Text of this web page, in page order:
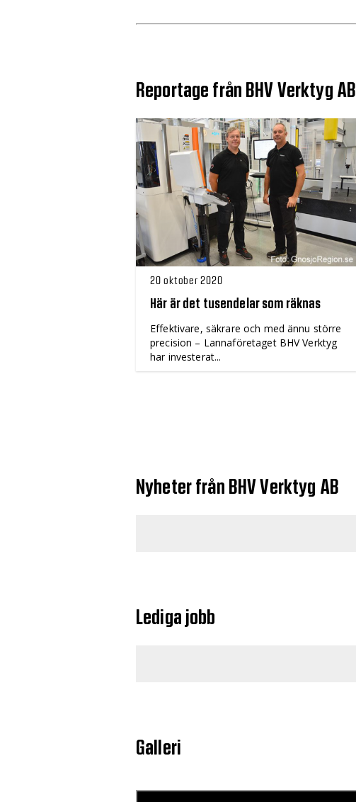
Reportage från BHV Verktyg AB
20 oktober 2020
Här är det tusendelar som räknas
Effektivare, säkrare och med ännu större
precision – Lannaföretaget BHV Verktyg
har investerat...
Nyheter från BHV Verktyg AB
Lediga jobb
Galleri